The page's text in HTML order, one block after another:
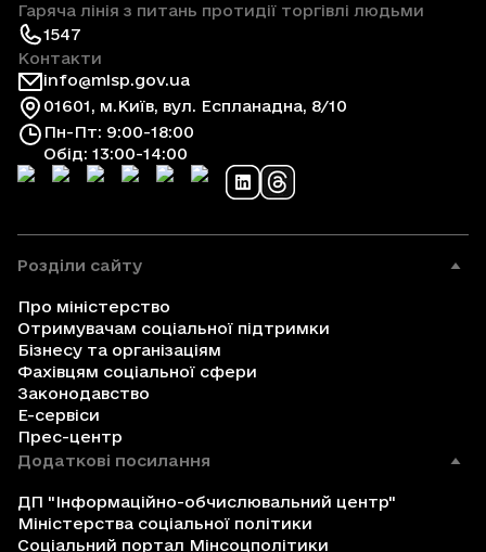
Гаряча лінія з питань протидії торгівлі людьми
1547
Контакти
info@mlsp.gov.ua
01601, м.Київ, вул. Еспланадна, 8/10
Пн-Пт: 9:00-18:00
Обід: 13:00-14:00
Розділи сайту
Про міністерство
Отримувачам соціальної підтримки
Бізнесу та організаціям
Фахівцям соціальної сфери
Законодавство
Е-сервіси
Прес-центр
Додаткові посилання
ДП "Інформаційно-обчислювальний центр"
Міністерства соціальної політики
Соціальний портал Мінсоцполітики